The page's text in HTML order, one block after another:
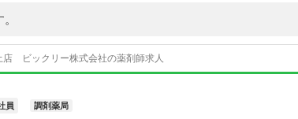
ビックリー株式会社の薬剤師求人
員 調剤薬局